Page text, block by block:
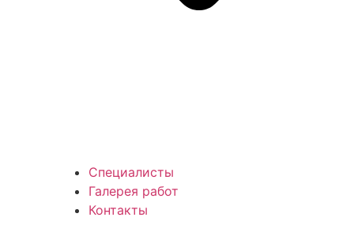
Специалисты
Галерея работ
Контакты